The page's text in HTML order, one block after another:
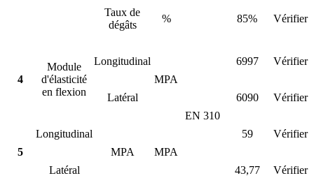
Taux de
dégâts
% 85% Vérifier
4
Module
d'élasticité
en flexion
Longitudinal
MPA
EN 310
6997 Vérifier
Latéral 6090 Vérifier
5
Longitudinal
MPA
MPA
59 Vérifier
Latéral 43,77 Vérifier